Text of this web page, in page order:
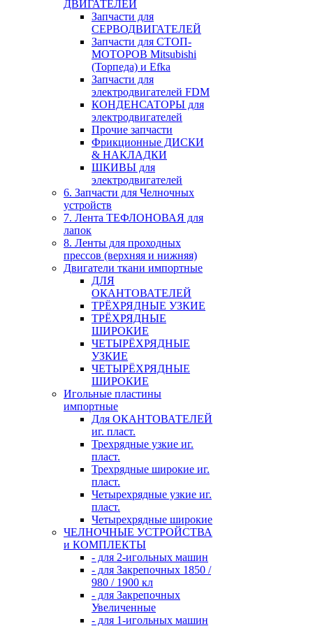
ДВИГАТЕЛЕЙ
Запчасти для
СЕРВОДВИГАТЕЛЕЙ
Запчасти для СТОП-
МОТОРОВ Mitsubishi
(Торпеда) и Efka
Запчасти для
электродвигателей FDM
КОНДЕНСАТОРЫ для
электродвигателей
Прочие запчасти
Фрикционные ДИСКИ
& НАКЛАДКИ
ШКИВЫ для
электродвигателей
6. Запчасти для Челночных
устройств
7. Лента ТЕФЛОНОВАЯ для
лапок
8. Ленты для проходных
прессов (верхняя и нижняя)
Двигатели ткани импортные
ДЛЯ
ОКАНТОВАТЕЛЕЙ
ТРЁХРЯДНЫЕ УЗКИЕ
ТРЁХРЯДНЫЕ
ШИРОКИЕ
ЧЕТЫРЁХРЯДНЫЕ
УЗКИЕ
ЧЕТЫРЁХРЯДНЫЕ
ШИРОКИЕ
Игольные пластины
импортные
Для ОКАНТОВАТЕЛЕЙ
иг. пласт.
Трехрядные узкие иг.
пласт.
Трехрядные широкие иг.
пласт.
Четырехрядные узкие иг.
пласт.
Четырехрядные широкие
ЧЕЛНОЧНЫЕ УСТРОЙСТВА
и КОМПЛЕКТЫ
- для 2-игольных машин
- для Закрепочных 1850 /
980 / 1900 кл
- для Закрепочных
Увеличенные
- для 1-игольных машин